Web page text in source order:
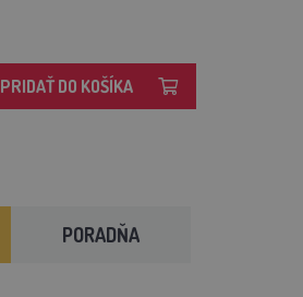
PRIDAŤ DO KOŠÍKA
PORADŇA